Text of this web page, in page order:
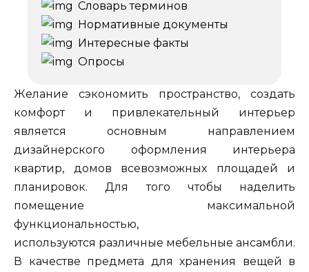
Словарь терминов
Нормативные документы
Интересные факты
Опросы
Желание сэкономить пространство, создать
комфорт и привлекательный интерьер
является основным направлением
дизайнерского оформления интерьера
квартир, домов всевозможных площадей и
планировок. Для того чтобы наделить
помещение максимальной
функциональностью,
используются различные мебельные ансамбли.
В качестве предмета для хранения вещей в